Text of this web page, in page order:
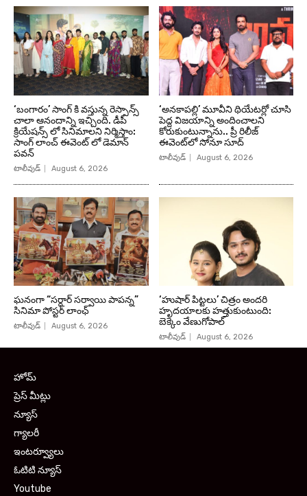
‘బంగారం’ సాంగ్ కి వస్తున్న రెస్పాన్స్
చాలా ఆనందాన్ని ఇచ్చింది. డీపీ
క్రియేషన్స్ లో సినిమాలని నిర్మిస్తాం:
సాంగ్ లాంచ్ ఈవెంట్ లో డెమాన్
పవన్
టాలీవుడ్ August 6, 2026
‘అనకాపల్లి’ మూవీని థియేటర్లో చూసి
పెద్ద విజయాన్ని అందించాలని
కోరుకుంటున్నాను.. ప్రీ రిలీజ్
ఈవెంట్‌లో సోనూ సూద్
టాలీవుడ్ August 6, 2026
ఘనంగా “సర్దార్ సర్వాయి పాపన్న”
సినిమా పోస్టర్ లాంఛ్
టాలీవుడ్ August 6, 2026
‘హుషార్‌ పిట్టలు’ చిత్రం అందరి
హృదయాలకు హత్తుకుంటుంది:
బెక్కెం వేణుగోపాల్‌
టాలీవుడ్ August 6, 2026
హోమ్
ప్రెస్ మీట్లు
న్యూస్
గ్యాలరీ
ఇంటర్వ్యూలు
ఓటిటి న్యూస్
Youtube